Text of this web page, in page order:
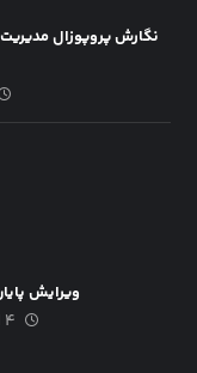
ویرایش
۴ اردیبهشت ۱۴۰۵